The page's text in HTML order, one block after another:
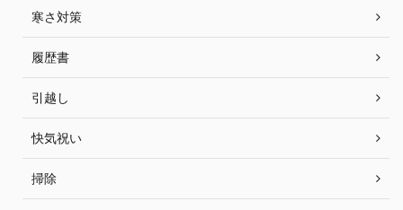
寒さ対策
履歴書
引越し
快気祝い
掃除